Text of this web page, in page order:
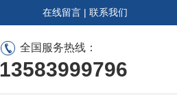
在线留言 | 联系我们
全国服务热线：
13583999796